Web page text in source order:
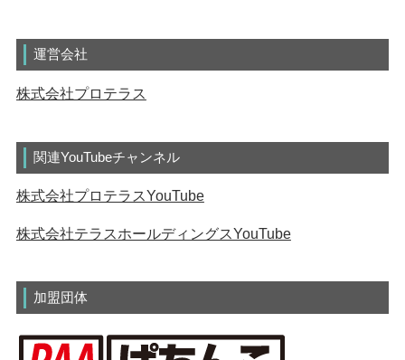
運営会社
株式会社プロテラス
関連YouTubeチャンネル
株式会社プロテラスYouTube
株式会社テラスホールディングスYouTube
加盟団体